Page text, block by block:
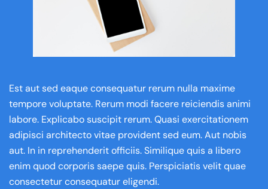
Est aut sed eaque consequatur rerum nulla maxime
tempore voluptate. Rerum modi facere reiciendis animi
labore. Explicabo suscipit rerum. Quasi exercitationem
adipisci architecto vitae provident sed eum. Aut nobis
aut. In in reprehenderit officiis. Similique quis a libero
enim quod corporis saepe quis. Perspiciatis velit quae
consectetur consequatur eligendi.